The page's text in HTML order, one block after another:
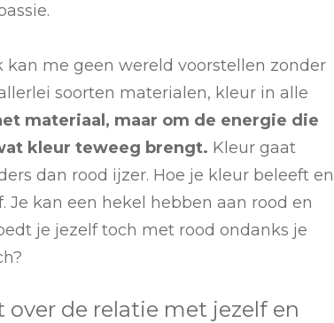
me geen wereld voorstellen zonder
soorten materialen, kleur in alle
materiaal, maar om de energie die
kleur teweeg brengt. Kleur gaat
dan rood ijzer. Hoe je kleur beleeft en
kan een hekel hebben aan rood en
je jezelf toch met rood ondanks je
de relatie met jezelf en